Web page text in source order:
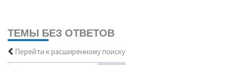
ТЕМЫ БЕЗ ОТВЕТОВ
Перейти к расширенному поиску